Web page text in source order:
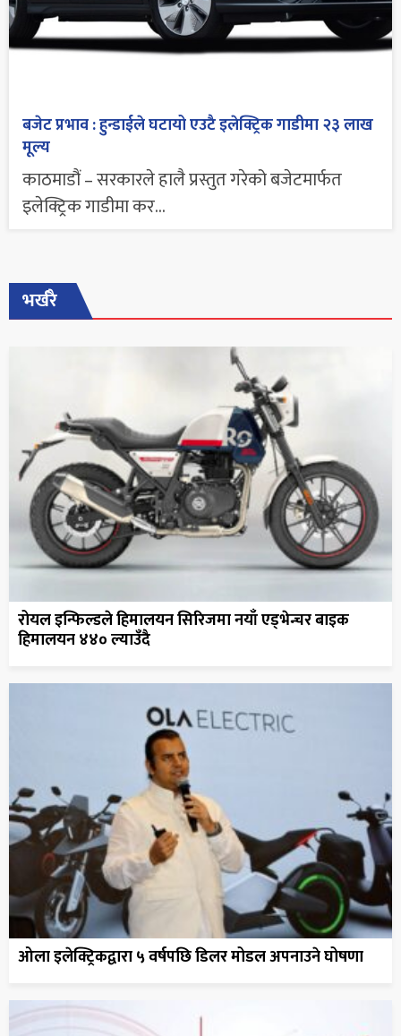
बजेट प्रभाव : हुन्डाईले घटायो एउटै इलेक्ट्रिक गाडीमा २३ लाख
मूल्य
काठमाडौं – सरकारले हालै प्रस्तुत गरेको बजेटमार्फत
इलेक्ट्रिक गाडीमा कर...
भर्खरै
रोयल इन्फिल्डले हिमालयन सिरिजमा नयाँ एड्भेन्चर बाइक
हिमालयन ४४० ल्याउँदै
ओला इलेक्ट्रिकद्वारा ५ वर्षपछि डिलर मोडल अपनाउने घोषणा